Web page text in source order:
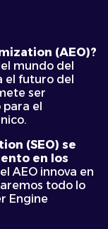
(AEO)?
mundo del
el futuro del
ser
el
(SEO) se
en los
el AEO innova en
todo lo
Engine